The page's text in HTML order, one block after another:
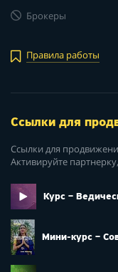
Брокеры
Правила работы
Ссылки для
Ссылки для
Активируйте
Курс –
Мини-курс –